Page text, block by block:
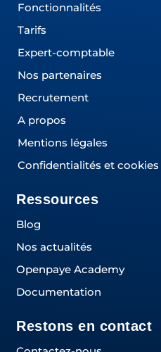
Fonctionnalités
Tarifs
Expert-comptable
Nos partenaires
Recrutement
A propos
Mentions légales
Confidentialités et cookies
Ressources
Blog
Nos actualités
Openpaye Academy
Documentation
Restons en contact